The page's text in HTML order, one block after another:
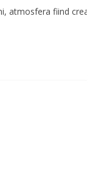
atmosfera fiind